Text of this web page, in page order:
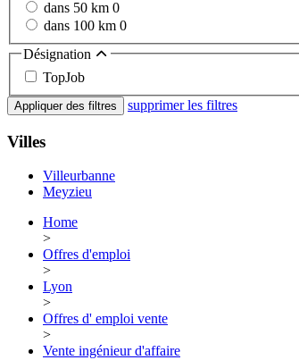
dans 50 km 0
dans 100 km 0
Désignation
TopJob
Appliquer des filtres supprimer les filtres
Villes
Villeurbanne
Meyzieu
Home
>
Offres d'emploi
>
Lyon
>
Offres d' emploi vente
>
Vente ingénieur d'affaire